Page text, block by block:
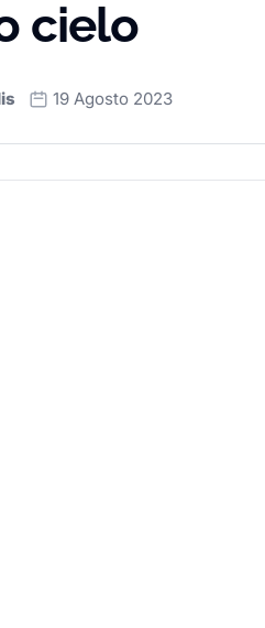
cielo
19 Agosto 2023